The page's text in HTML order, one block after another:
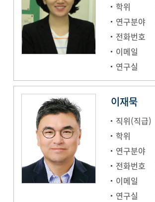
학위
연구분야
전화번호
이메일
연구실
이재묵
직위(직급)
학위
연구분야
전화번호
이메일
연구실